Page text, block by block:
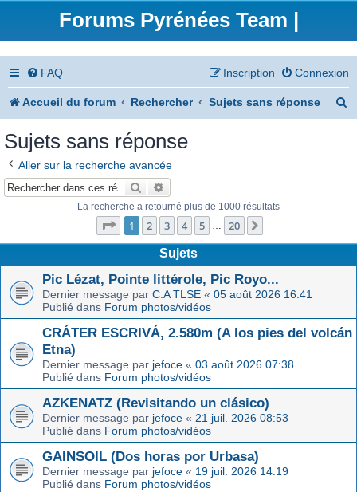
Forums Pyrénées Team |
FAQ Connexion
Inscription
Accueil du forum Rechercher Sujets sans réponse
Sujets sans réponse
Aller sur la recherche avancée
Rechercher
La recherche a retourné plus de 1000 résultats
Page 1sur20
1 2 3 4 5 … 20
Sujets
Pic Lézat, Pointe littérole, Pic Royo...
Dernier message par C.A TLSE « 05 août 2026 16:41
Publié dans Forum photos/vidéos
CRÁTER ESCRIVÁ, 2.580m (A los pies del volcán
Etna)
Dernier message par jefoce « 03 août 2026 07:38
Publié dans Forum photos/vidéos
AZKENATZ (Revisitando un clásico)
Dernier message par jefoce « 21 juil. 2026 08:53
Publié dans Forum photos/vidéos
GAINSOIL (Dos horas por Urbasa)
Dernier message par jefoce « 19 juil. 2026 14:19
Publié dans Forum photos/vidéos